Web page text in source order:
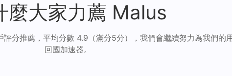
麼大家力薦 Malus
分推薦，平均分數 4.9（滿分5分），我們會繼續努力為我們的
回國加速器。